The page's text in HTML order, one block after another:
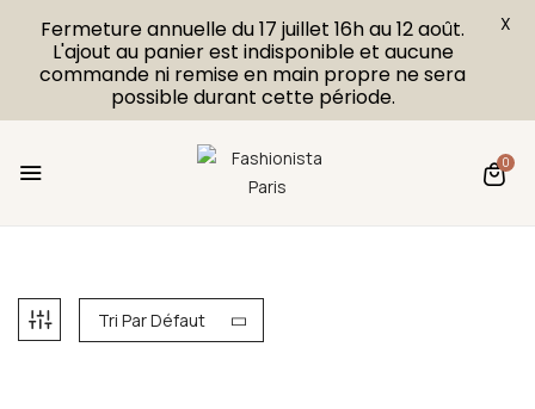
0
Tri Par Défaut
Fermeture annuelle du 17 juillet 16h au 12 août.
L'ajout au panier est indisponible et aucune
commande ni remise en main propre ne sera
possible durant cette période.
X